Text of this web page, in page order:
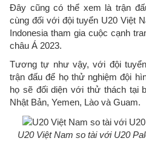
Đây cũng có thể xem là trận
cùng đối với đội tuyển U20 Việt
Indonesia tham gia cuộc cạnh
châu Á 2023.
Tương tự như vậy, với đội
trận đấu để họ thử nghiệm đội
họ sẽ đối diện với thử thách tại
Nhật Bản, Yemen, Lào và Guam.
U20 Việt Nam so tài với U20